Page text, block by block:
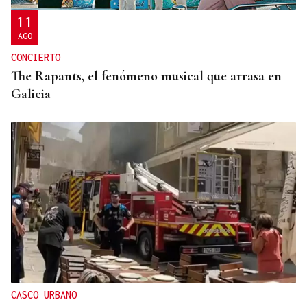
11
AGO
CONCIERTO
The Rapants, el fenómeno musical que arrasa en
Galicia
CASCO URBANO